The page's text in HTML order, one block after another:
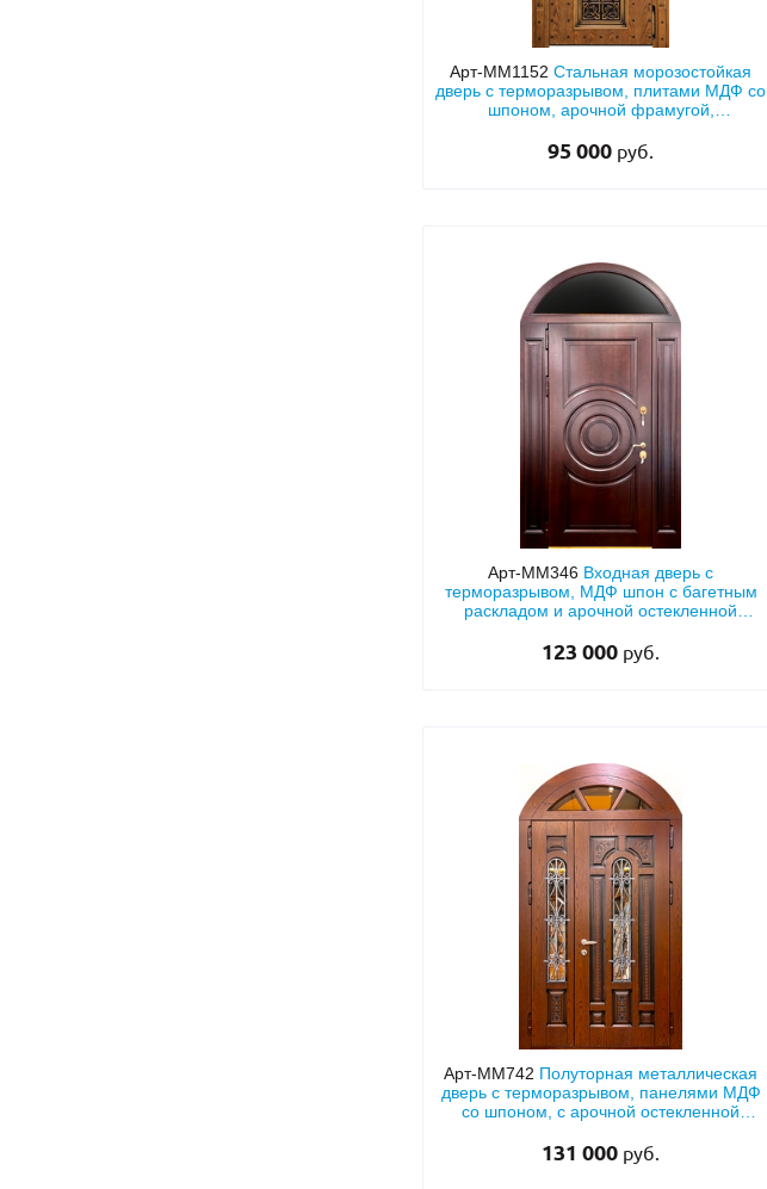
Арт-ММ1152Стальная морозостойкая
дверь с терморазрывом, плитами МДФ со
шпоном, арочной фрамугой,
95 000 руб.
Арт-ММ346 Входная дверь с
терморазрывом, МДФ шпон с багетным
раскладом и арочной остекленной
123 000 руб.
Арт-ММ742 Полуторная металлическая
дверь с терморазрывом, панелями МДФ
со шпоном, с арочной остекленной
131 000 руб.